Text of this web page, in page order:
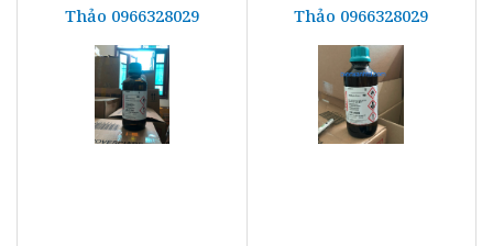
Thảo 0966328029
Thảo 0966328029